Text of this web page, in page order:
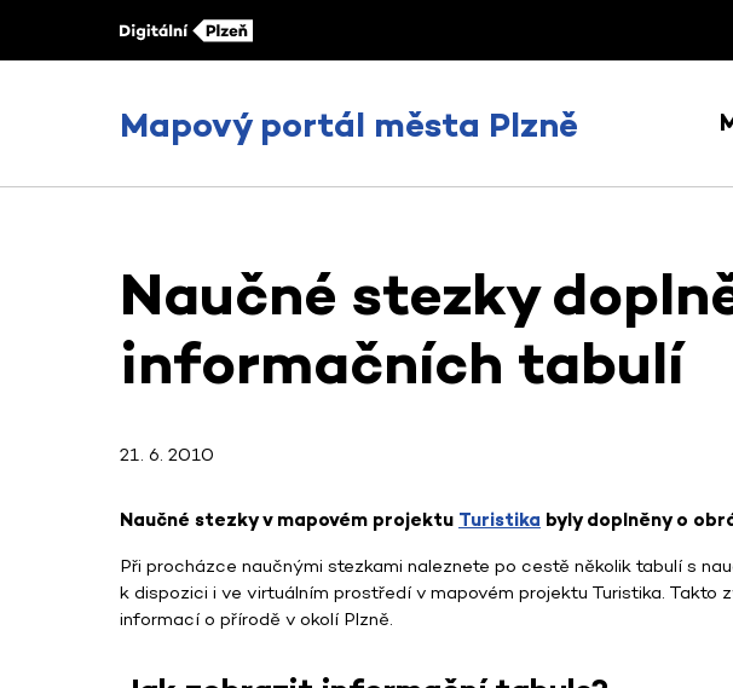
Mapový portál města Plzně
Naučné stezky
informačních tabulí
21. 6. 2010
Naučné stezky v mapovém projektu Turistika byly doplněny o
Při procházce naučnými stezkami naleznete po cestě několik tabulí s
k dispozici i ve virtuálním prostředí v mapovém projektu Turistika.
informací o přírodě v okolí Plzně.